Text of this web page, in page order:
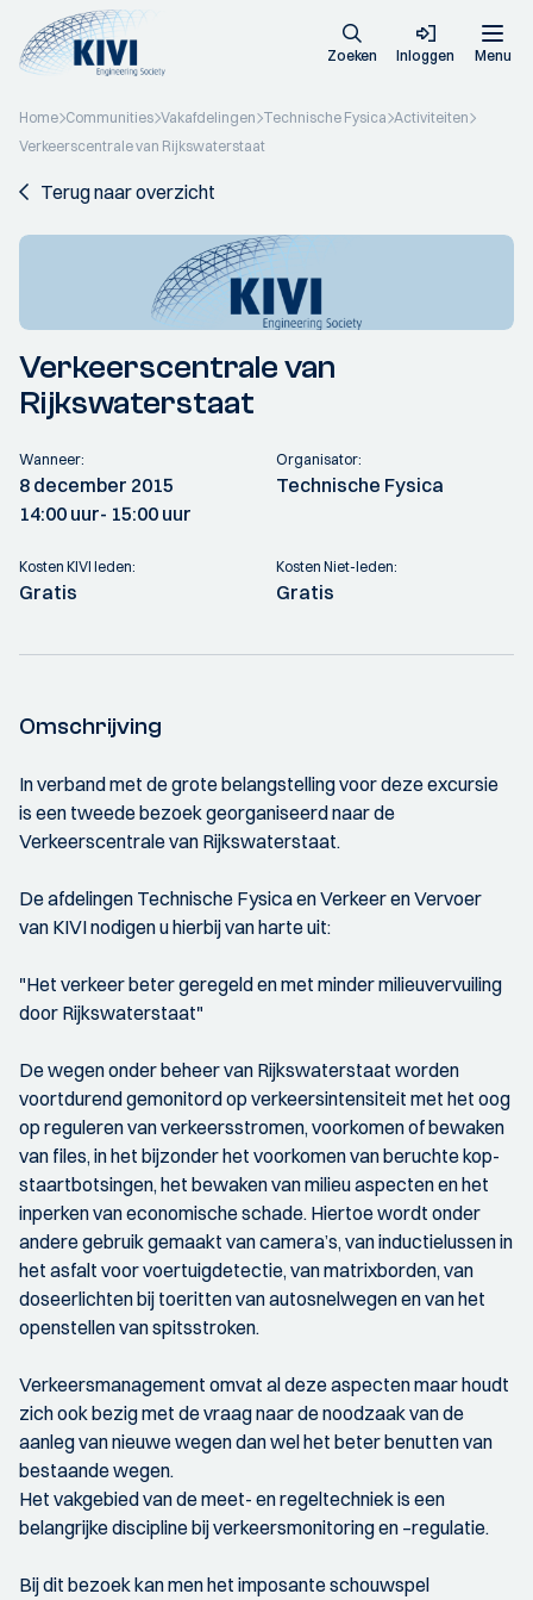
Zoeken Inloggen Menu
Home Communities Vakafdelingen Technische Fysica Activiteiten
Verkeerscentrale van Rijkswaterstaat
Terug naar overzicht
Verkeerscentrale van
Rijkswaterstaat
Wanneer:
8 december 2015
14:00 uur- 15:00 uur
Organisator:
Technische Fysica
Kosten KIVI leden:
Gratis
Kosten Niet-leden:
Gratis
Omschrijving
In verband met de grote belangstelling voor deze excursie
is een tweede bezoek georganiseerd naar de
Verkeerscentrale van Rijkswaterstaat.
De afdelingen Technische Fysica en Verkeer en Vervoer
van KIVI nodigen u hierbij van harte uit:
"Het verkeer beter geregeld en met minder milieuvervuiling
door Rijkswaterstaat"
De wegen onder beheer van Rijkswaterstaat worden
voortdurend gemonitord op verkeersintensiteit met het oog
op reguleren van verkeersstromen, voorkomen of bewaken
van files, in het bijzonder het voorkomen van beruchte kop-
staartbotsingen, het bewaken van milieu aspecten en het
inperken van economische schade. Hiertoe wordt onder
andere gebruik gemaakt van camera’s, van inductielussen in
het asfalt voor voertuigdetectie, van matrixborden, van
doseerlichten bij toeritten van autosnelwegen en van het
openstellen van spitsstroken.
Verkeersmanagement omvat al deze aspecten maar houdt
zich ook bezig met de vraag naar de noodzaak van de
aanleg van nieuwe wegen dan wel het beter benutten van
bestaande wegen.
Het vakgebied van de meet- en regeltechniek is een
belangrijke discipline bij verkeersmonitoring en –regulatie.
Bij dit bezoek kan men het imposante schouwspel